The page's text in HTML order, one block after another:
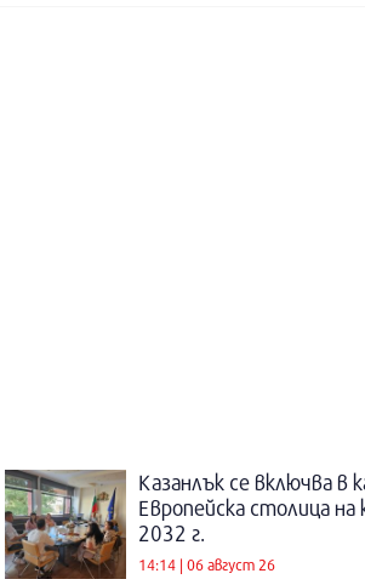
Казанлък се включва в
Европейска столица
2032 г.
14:14 | 06 август 26